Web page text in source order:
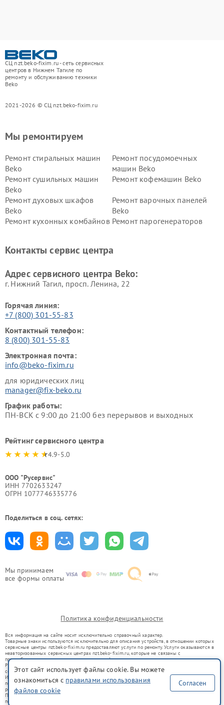
СЦ nzt.beko-fixim.ru - сеть сервисных
центров в Нижнем Тагиле по
ремонту и обслуживанию техники
Beko
2021-2026 © СЦ nzt.beko-fixim.ru
Мы принимаем
все формы оплаты
Мы ремонтируем
Ремонт стиральных машин
Beko
Ремонт посудомоечных
машин Beko
Ремонт сушильных машин
Beko
Ремонт кофемашин Beko
Ремонт духовых шкафов
Beko
Ремонт варочных панелей
Beko
Ремонт кухонных комбайнов Ремонт парогенераторов
Ремонт холодильников Beko Ремонт морозильных камер
Контакты сервис центра
Адрес сервисного центра Beko:
г. Нижний Тагил, просп. Ленина, 22
Горячая линия:
+7 (800) 301-55-83
Контактный телефон:
8 (800) 301-55-83
Электронная почта:
info@beko-fixim.ru
для юридических лиц
manager@fix-beko.ru
График работы:
ПН-ВСК с 9:00 до 21:00 без перерывов и выходных
Рейтинг сервисного центра
4.9-5.0
ООО "Русервис"
ИНН 7702633247
ОГРН 1077746335776
Поделиться в соц. сетях:
Политика конфиденциальности
Вся информация на сайте носит исключительно справочный характер.
Товарные знаки используются исключительно для описания устройств, в отношении которых
сервисные центры nzt.beko-fixim.ru предоставляют услуги по ремонту. Услуги оказываются в
неавторизованных сервисных центрах nzt.beko-fixim.ru, которые не связаны с
правообладателями товарных знаков или их официальными представителями.
Ремонт осуществляется для устройств, уже введенных в гражданский оборот в соответствии
со статьей 1487 ГК РФ.
Использование товарных знаков не преследует цели индивидуализации услуг или введения
потребителей в заблуждение, а служит для информирования о предоставляемых услугах по
ремонту техники указанных брендов.
Представленная на сайте информация не является публичной офертой, определяемой
положениями Статьи 437(2) Гражданского кодекса РФ
Этот сайт использует файлы cookie. Вы можете
ознакомиться с правилами использования
файлов cookie
Согласен